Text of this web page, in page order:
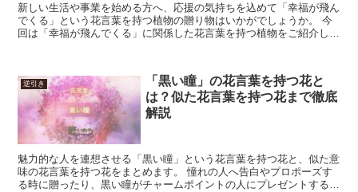
新しい生活や事業を始める方へ、応援の気持ちを込めて「幸福が飛ん
でくる」という花言葉を持つ植物の贈り物はいかがでしょうか。 今
回は「幸福が飛んでくる」に関係した花言葉を持つ植物をご紹介しま
逆引き
「黒い瞳」の花言葉を持つ花と
は？似た花言葉を持つ花まで徹底
解説
魅力的な人を連想させる「黒い瞳」という花言葉を持つ花と、似た意
味の花言葉を持つ花をまとめます。 憧れの人へ告白やプロポーズす
る時に贈ったり、黒い瞳がチャームポイントの人にプレゼントする花